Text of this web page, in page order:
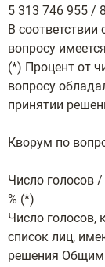
5 313 746 955 /
В
вопросу имеется
(*) Процент от
вопросу
принятии
Кворум по
Число голосов
% (*)
Число
список лиц,
решения Общим